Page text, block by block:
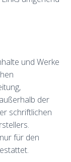
und Werke
der
schriftlichen
für den